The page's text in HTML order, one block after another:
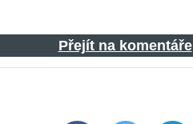
Přejít na komentáře